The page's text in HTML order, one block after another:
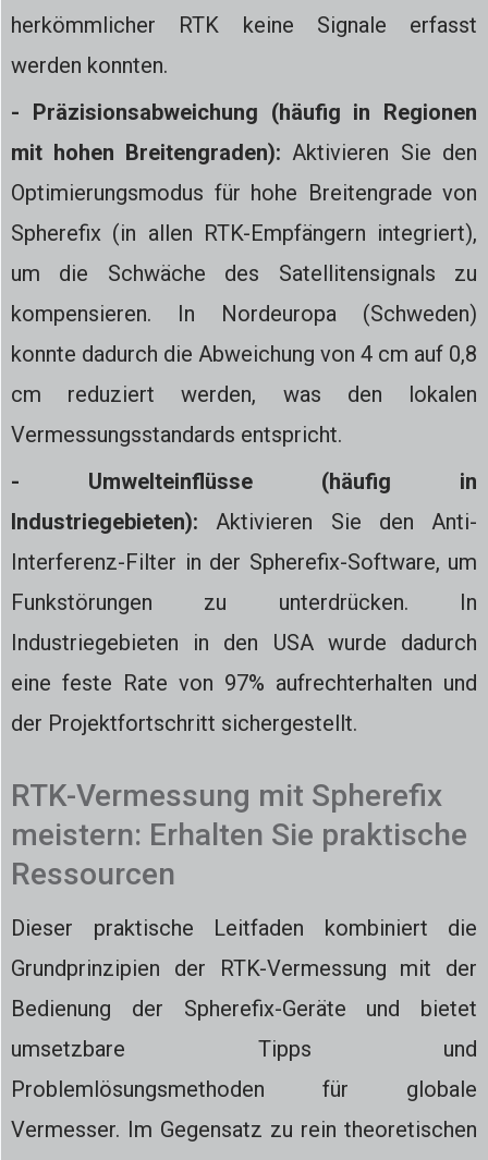
herkömmlicher RTK keine Signale erfasst
werden konnten.
- Präzisionsabweichung (häufig in Regionen
mit hohen Breitengraden): Aktivieren Sie den
Optimierungsmodus für hohe Breitengrade von
Spherefix (in allen RTK-Empfängern integriert),
um die Schwäche des Satellitensignals zu
kompensieren. In Nordeuropa (Schweden)
konnte dadurch die Abweichung von 4 cm auf 0,8
cm reduziert werden, was den lokalen
Vermessungsstandards entspricht.
- Umwelteinflüsse (häufig in
Industriegebieten): Aktivieren Sie den Anti-
Interferenz-Filter in der Spherefix-Software, um
Funkstörungen zu unterdrücken. In
Industriegebieten in den USA wurde dadurch
eine feste Rate von 97% aufrechterhalten und
der Projektfortschritt sichergestellt.
RTK-Vermessung mit Spherefix
meistern: Erhalten Sie praktische
Ressourcen
Dieser praktische Leitfaden kombiniert die
Grundprinzipien der RTK-Vermessung mit der
Bedienung der Spherefix-Geräte und bietet
umsetzbare Tipps und
Problemlösungsmethoden für globale
Vermesser. Im Gegensatz zu rein theoretischen